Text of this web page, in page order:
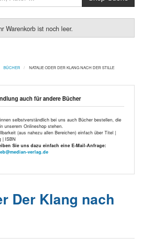
Warenkorb ist noch leer.
BÜCHER NATALIE ODER DER KLANG NACH DER STILLE
auch für andere Bücher
selbstverständlich bei uns auch Bücher bestellen, die
unserem Onlineshop stehen.
(aus nahezu allen Bereichen) einfach über Titel |
| ISBN
Sie uns dazu einfach eine E-Mail-Anfrage:
verlag.de
Der Klang nach